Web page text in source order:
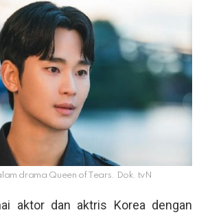
drama Queen of Tears. Dok. tvN
aktor dan aktris Korea dengan